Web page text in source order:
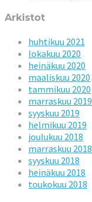
Arkistot
huhtikuu 2021
lokakuu 2020
heinäkuu 2020
maaliskuu 2020
tammikuu 2020
marraskuu 2019
syyskuu 2019
helmikuu 2019
joulukuu 2018
marraskuu 2018
syyskuu 2018
heinäkuu 2018
toukokuu 2018